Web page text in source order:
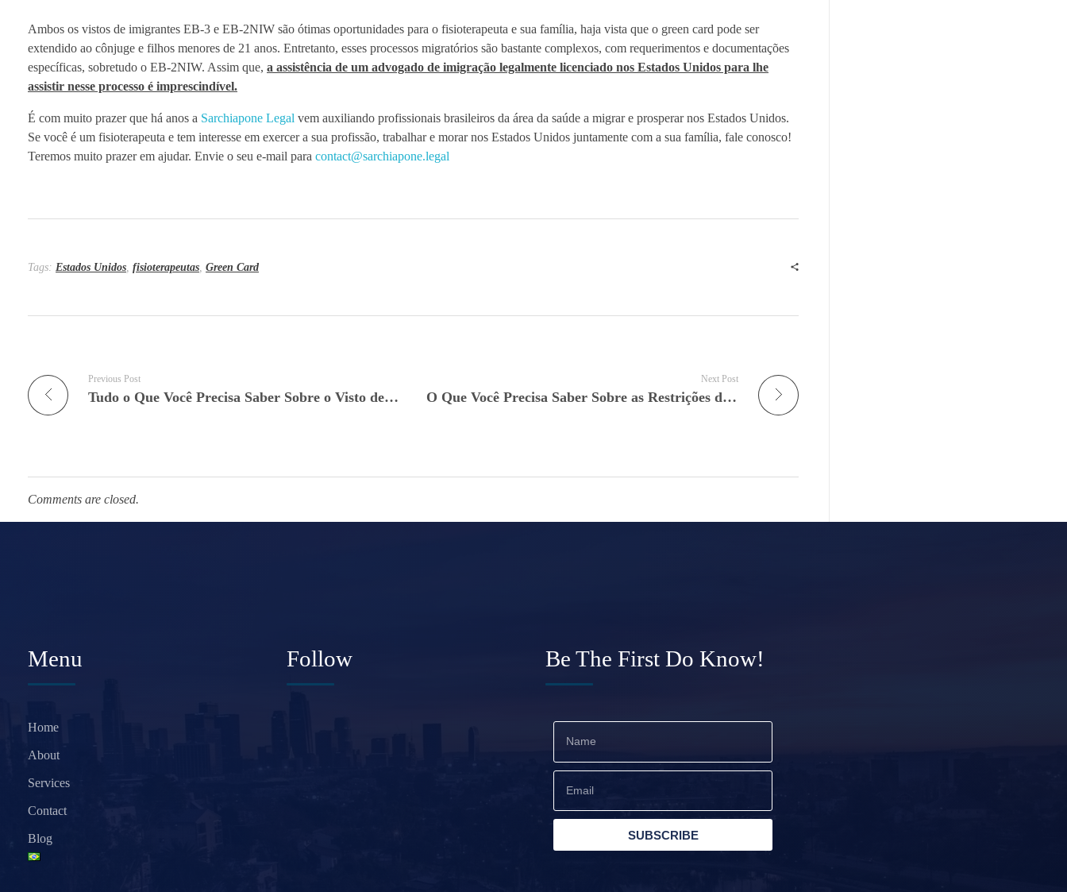
Ambos os vistos de imigrantes EB-3 e EB-2NIW são ótimas oportunidades para o fisioterapeuta e sua família, haja vista que o green card pode ser
extendido ao cônjuge e filhos menores de 21 anos. Entretanto, esses processos migratórios são bastante complexos, com requerimentos e documentações
específicas, sobretudo o EB-2NIW. Assim que, a assistência de um advogado de imigração legalmente licenciado nos Estados Unidos para lhe
assistir nesse processo é imprescindível.
É com muito prazer que há anos a Sarchiapone Legal vem auxiliando profissionais brasileiros da área da saúde a migrar e prosperar nos Estados Unidos.
Se você é um fisioterapeuta e tem interesse em exercer a sua profissão, trabalhar e morar nos Estados Unidos juntamente com a sua família, fale conosco!
Teremos muito prazer em ajudar. Envie o seu e-mail para contact@sarchiapone.legal
Tags: Estados Unidos fisioterapeutas Green Card
Previous Post
Tudo o Que Você Precisa Saber Sobre o Visto de Estudante Para os Estados Unidos
Next Post
O Que Você Precisa Saber Sobre as Restrições de Viagem e Exceções de Interesse Nacional (National Interest Exception) para os Estados Unidos
Comments are closed.
Menu
Home
About
Services
Contact
Blog
Follow Be The First Do Know!
SUBSCRIBE